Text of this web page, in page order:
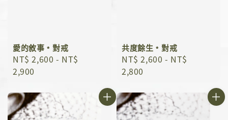
愛的敘事﹡對戒
Regular
price
NT$ 2,600 - NT$
2,900
共度餘生﹡對戒
Regular
price
NT$ 2,600 - NT$
2,800